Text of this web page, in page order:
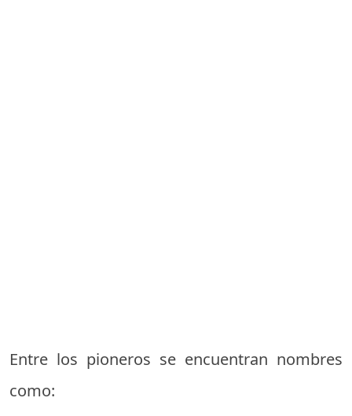
Entre los pioneros se encuentran nombres
como: